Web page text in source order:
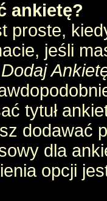
ankietę?
proste,
jeśli
Dodaj
tytuł
dodawać
dla
opcji